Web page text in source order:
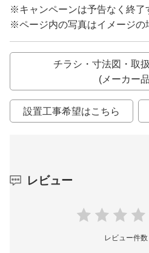
※キャンペーンは予告なく終了
※ページ内の写真はイメージの
チラシ・寸法図・取
(メーカー
設置工事希望はこちら
レビュー
レビュー件